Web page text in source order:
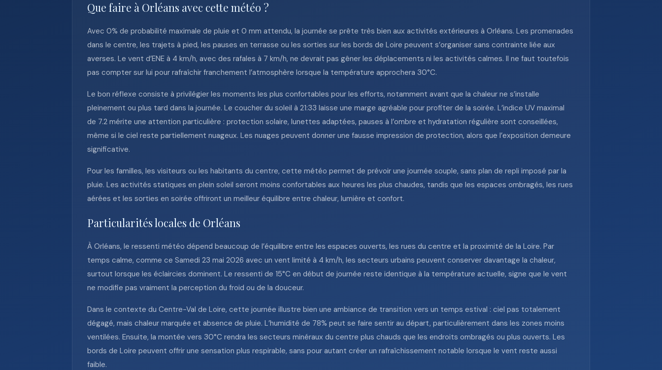
Que faire à Orléans avec cette météo ?
Avec 0% de probabilité maximale de pluie et 0 mm attendu, la journée se prête très bien aux activités extérieures à Orléans. Les promenades
dans le centre, les trajets à pied, les pauses en terrasse ou les sorties sur les bords de Loire peuvent s’organiser sans contrainte liée aux
averses. Le vent d’ENE à 4 km/h, avec des rafales à 7 km/h, ne devrait pas gêner les déplacements ni les activités calmes. Il ne faut toutefois
pas compter sur lui pour rafraîchir franchement l’atmosphère lorsque la température approchera 30°C.
Le bon réflexe consiste à privilégier les moments les plus confortables pour les efforts, notamment avant que la chaleur ne s’installe
pleinement ou plus tard dans la journée. Le coucher du soleil à 21:33 laisse une marge agréable pour profiter de la soirée. L’indice UV maximal
de 7.2 mérite une attention particulière : protection solaire, lunettes adaptées, pauses à l’ombre et hydratation régulière sont conseillées,
même si le ciel reste partiellement nuageux. Les nuages peuvent donner une fausse impression de protection, alors que l’exposition demeure
significative.
Pour les familles, les visiteurs ou les habitants du centre, cette météo permet de prévoir une journée souple, sans plan de repli imposé par la
pluie. Les activités statiques en plein soleil seront moins confortables aux heures les plus chaudes, tandis que les espaces ombragés, les rues
aérées et les sorties en soirée offriront un meilleur équilibre entre chaleur, lumière et confort.
Particularités locales de Orléans
À Orléans, le ressenti météo dépend beaucoup de l’équilibre entre les espaces ouverts, les rues du centre et la proximité de la Loire. Par
temps calme, comme ce Samedi 23 mai 2026 avec un vent limité à 4 km/h, les secteurs urbains peuvent conserver davantage la chaleur,
surtout lorsque les éclaircies dominent. Le ressenti de 15°C en début de journée reste identique à la température actuelle, signe que le vent
ne modifie pas vraiment la perception du froid ou de la douceur.
Dans le contexte du Centre-Val de Loire, cette journée illustre bien une ambiance de transition vers un temps estival : ciel pas totalement
dégagé, mais chaleur marquée et absence de pluie. L’humidité de 78% peut se faire sentir au départ, particulièrement dans les zones moins
ventilées. Ensuite, la montée vers 30°C rendra les secteurs minéraux du centre plus chauds que les endroits ombragés ou plus ouverts. Les
bords de Loire peuvent offrir une sensation plus respirable, sans pour autant créer un rafraîchissement notable lorsque le vent reste aussi
faible.